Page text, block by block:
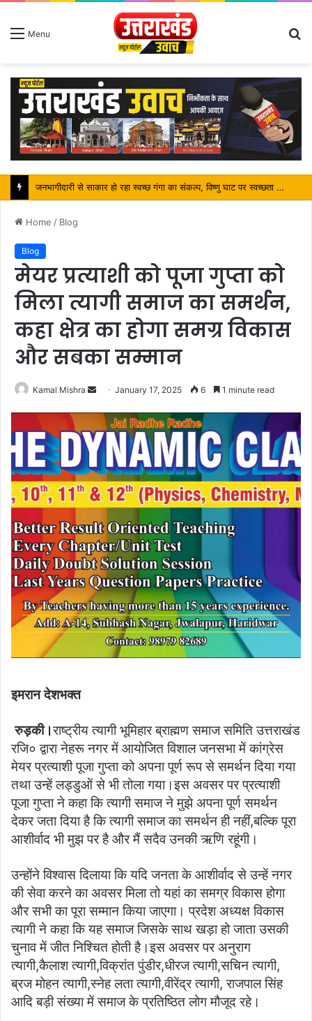
Menu
जनभागीदारी से साकार हो रहा स्वच्छ गंगा का संकल्प, विष्णु घाट पर स्वच्छता अभियान बना कांवड़ यात्रियों के लिए प्रेरणा
Home / Blog
Blog
मेयर प्रत्याशी को पूजा गुप्ता को
मिला त्यागी समाज का समर्थन,
कहा क्षेत्र का होगा समग्र विकास
और सबका सम्मान
Kamal Mishra
Send
email
January 17, 2025 6 1 minute read
इमरान देशभक्त
रुड़की।राष्ट्रीय त्यागी भूमिहार ब्राह्मण समाज समिति उत्तराखंड
रजि० द्वारा नेहरू नगर में आयोजित विशाल जनसभा में कांग्रेस
मेयर प्रत्याशी पूजा गुप्ता को अपना पूर्ण रूप से समर्थन दिया गया
तथा उन्हें लड्डुओं से भी तोला गया।इस अवसर पर प्रत्याशी
पूजा गुप्ता ने कहा कि त्यागी समाज ने मुझे अपना पूर्ण समर्थन
देकर जता दिया है कि त्यागी समाज का समर्थन ही नहीं,बल्कि पूरा
आशीर्वाद भी मुझ पर है और मैं सदैव उनकी ऋणि रहूंगी।
उन्होंने विश्वास दिलाया कि यदि जनता के आशीर्वाद से उन्हें नगर
की सेवा करने का अवसर मिला तो यहां का समग्र विकास होगा
और सभी का पूरा सम्मान किया जाएगा। प्रदेश अध्यक्ष विकास
त्यागी ने कहा कि यह समाज जिसके साथ खड़ा हो जाता उसकी
चुनाव में जीत निश्चित होती है।इस अवसर पर अनुराग
त्यागी,कैलाश त्यागी,विक्रांत पुंडीर,धीरज त्यागी,सचिन त्यागी,
ब्रज मोहन त्यागी,स्नेह लता त्यागी,वीरेंद्र त्यागी, राजपाल सिंह
आदि बड़ी संख्या में समाज के प्रतिष्ठित लोग मौजूद रहे।